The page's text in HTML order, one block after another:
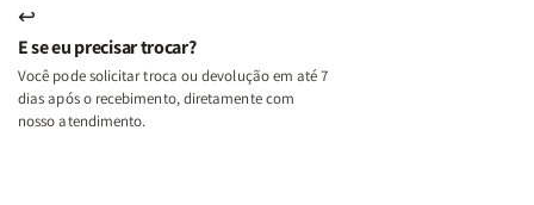
↩
E se eu precisar trocar?
Você pode solicitar troca ou devolução em até 7
dias após o recebimento, diretamente com
nosso atendimento.